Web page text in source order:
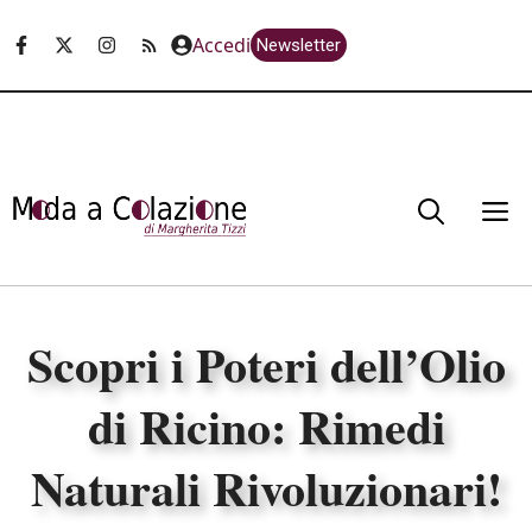
Accedi Newsletter
Scopri i Poteri dell’Olio
di Ricino: Rimedi
Naturali Rivoluzionari!